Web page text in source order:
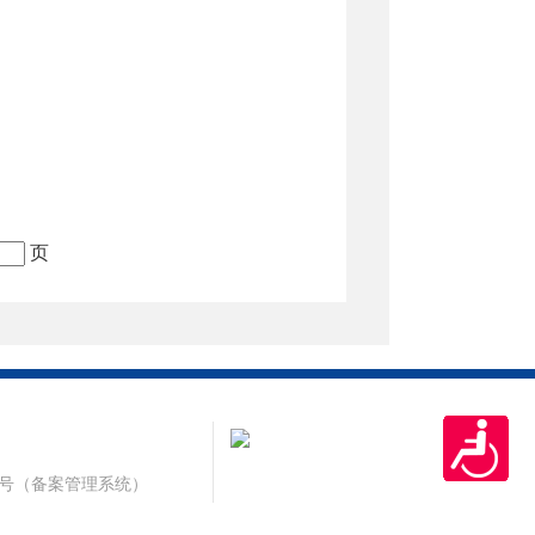
页
（备案管理系统）